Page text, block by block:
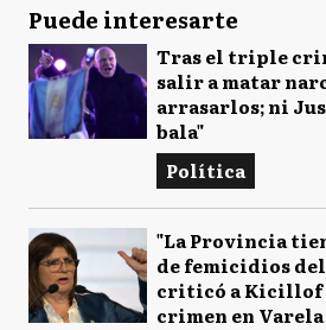
Puede interesarte
Tras el triple
salir a matar
arrasarlos; ni
bala"
Política
"La Provincia
de femicidios
criticó a
crimen en Varela